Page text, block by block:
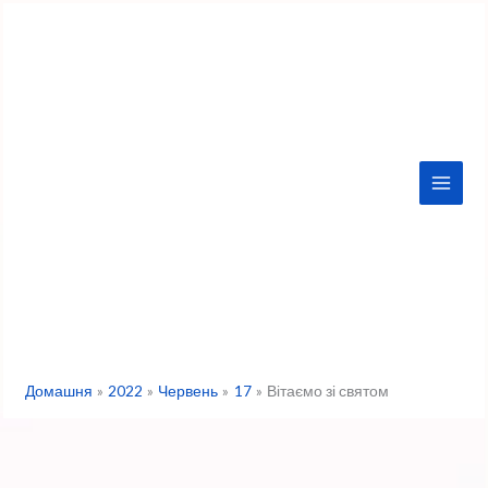
Домашня 2022 Червень 17 Вітаємо зі святом